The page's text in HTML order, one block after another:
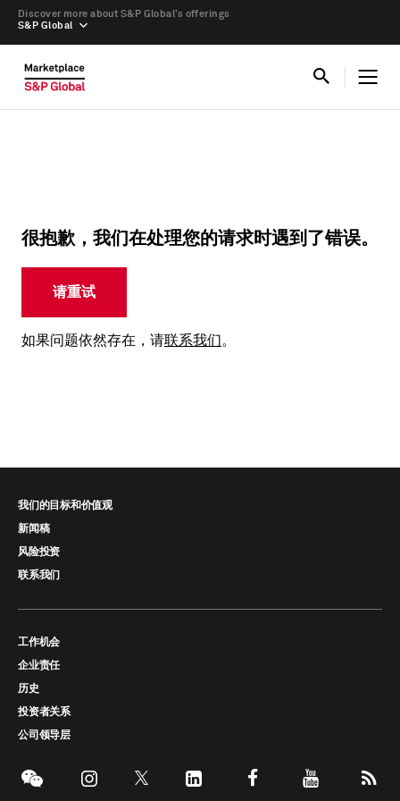
S&P Global
Discover more about S&P Global’s offerings
很抱歉，我们在处理您的请求时遇到了错误。
请重试
如果问题依然存在，请联系我们。
我们的目标和价值观
新闻稿
风险投资
联系我们
工作机会
企业责任
历史
投资者关系
公司领导层